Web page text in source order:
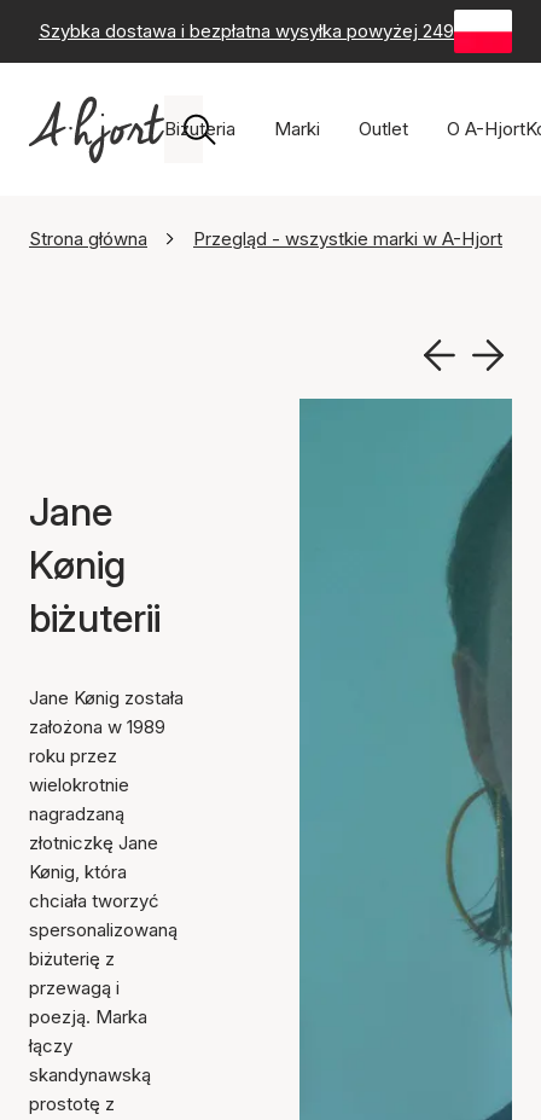
Szybka dostawa i bezpłatna wysyłka powyżej 249 zł -
Biżuteria Marki Outlet O A-Hjort
Strona główna Przegląd - wszystkie marki w A-Hjort
Jane
Kønig
biżuterii
Jane Kønig została
założona w 1989
roku przez
wielokrotnie
nagradzaną
złotniczkę Jane
Kønig, która
chciała tworzyć
spersonalizowaną
biżuterię z
przewagą i
poezją. Marka
łączy
skandynawską
prostotę z